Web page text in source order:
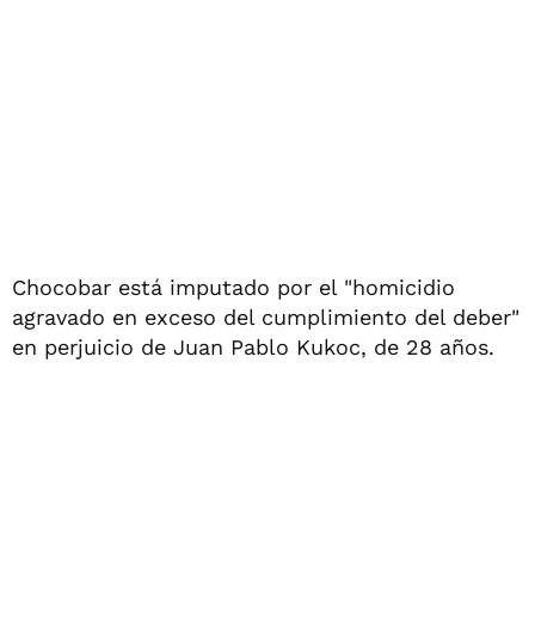
Chocobar está imputado por el "homicidio
agravado en exceso del cumplimiento del deber"
en perjuicio de Juan Pablo Kukoc, de 28 años.